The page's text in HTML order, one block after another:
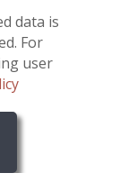
data is
For
user